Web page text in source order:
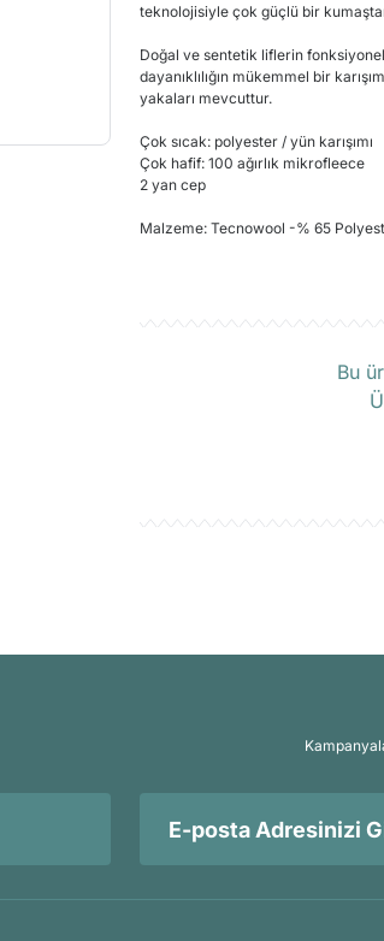
teknolojisiyle çok güçlü bir kumaştan
Doğal ve sentetik liflerin fonksiyonel
dayanıklılığın mükemmel bir
yakaları mevcuttur.
Çok sıcak: polyester / yün karışımı
Çok hafif: 100 ağırlık mikrofleece
2 yan cep
Malzeme: Tecnowool -% 65
Bu